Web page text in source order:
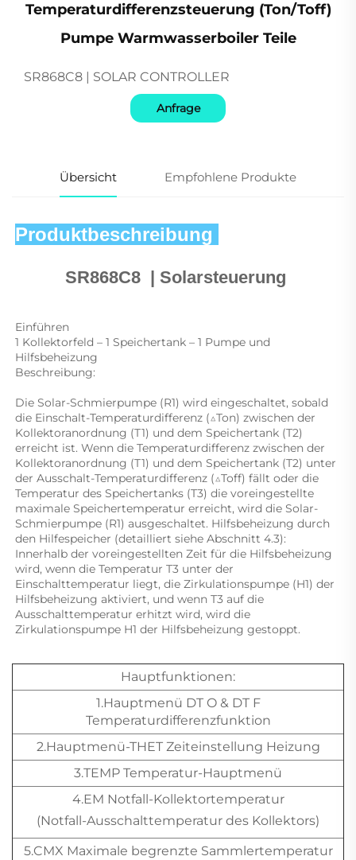
Temperaturdifferenzsteuerung (Ton/Toff)
Pumpe Warmwasserboiler Teile
SR868C8 | SOLAR CONTROLLER
Anfrage
Übersicht Empfohlene Produkte
Produktbeschreibung
SR868C8 | Solarsteuerung
Einführen
1 Kollektorfeld – 1 Speichertank – 1 Pumpe und
Hilfsbeheizung
Beschreibung:
Die Solar-Schmierpumpe (R1) wird eingeschaltet, sobald
die Einschalt-Temperaturdifferenz (△Ton) zwischen der
Kollektoranordnung (T1) und dem Speichertank (T2)
erreicht ist. Wenn die Temperaturdifferenz zwischen der
Kollektoranordnung (T1) und dem Speichertank (T2) unter
der Ausschalt-Temperaturdifferenz (△Toff) fällt oder die
Temperatur des Speichertanks (T3) die voreingestellte
maximale Speichertemperatur erreicht, wird die Solar-
Schmierpumpe (R1) ausgeschaltet. Hilfsbeheizung durch
den Hilfespeicher (detailliert siehe Abschnitt 4.3):
Innerhalb der voreingestellten Zeit für die Hilfsbeheizung
wird, wenn die Temperatur T3 unter der
Einschalttemperatur liegt, die Zirkulationspumpe (H1) der
Hilfsbeheizung aktiviert, und wenn T3 auf die
Ausschalttemperatur erhitzt wird, wird die
Zirkulationspumpe H1 der Hilfsbeheizung gestoppt.
Hauptfunktionen:
1.Hauptmenü DT O & DT F
Temperaturdifferenzfunktion
2.Hauptmenü-THET Zeiteinstellung Heizung
3.TEMP Temperatur-Hauptmenü
4.EM Notfall-Kollektortemperatur
(Notfall-Ausschalttemperatur des Kollektors)
5.CMX Maximale begrenzte Sammlertemperatur